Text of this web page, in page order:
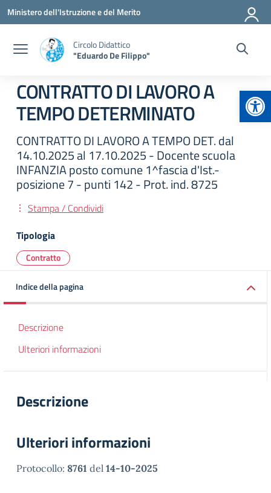
Vai ai contenuti
Vai al menu di navigazione
Vai al footer
Ministero dell'Istruzione e del Merito
Circolo Didattico
"Eduardo De Filippo"
CONTRATTO DI LAVORO A
TEMPO DETERMINATO
CONTRATTO DI LAVORO A TEMPO DET. dal
14.10.2025 al 17.10.2025 - Docente scuola
INFANZIA posto comune 1^fascia d'Ist.-
posizione 7 - punti 142 - Prot. ind. 8725
Stampa / Condividi
Tipologia
Contratto
Indice della pagina
Descrizione
Ulteriori informazioni
Descrizione
Ulteriori informazioni
Protocollo: 8761 del 14-10-2025